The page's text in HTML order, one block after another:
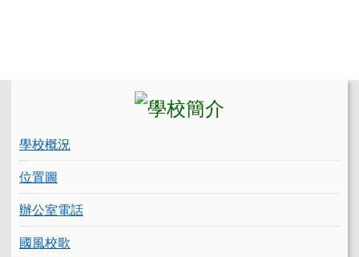
學校概況
位置圖
辦公室電話
國風校歌